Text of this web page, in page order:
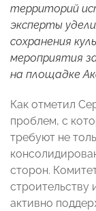
территорий
эксперты
сохранения
мероприятия
на площадке
Как отметил
проблем, с
требуют не
сторон.
строительству
активно